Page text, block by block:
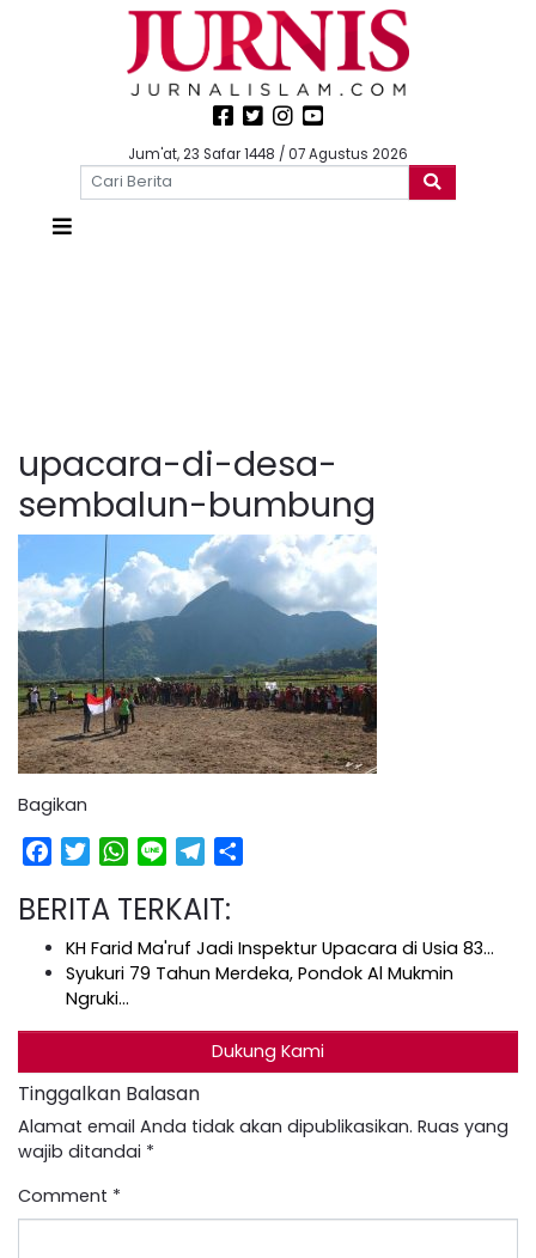
Jum'at, 23 Safar 1448 / 07 Agustus 2026
upacara-di-desa-
sembalun-bumbung
Bagikan
Facebook
TwitterWhatsApp
Line Telegram
BERITA TERKAIT:
KH Farid Ma'ruf Jadi Inspektur Upacara di Usia 83…
Syukuri 79 Tahun Merdeka, Pondok Al Mukmin
Ngruki…
Dukung Kami
Tinggalkan Balasan
Alamat email Anda tidak akan dipublikasikan. Ruas yang
wajib ditandai *
Comment *